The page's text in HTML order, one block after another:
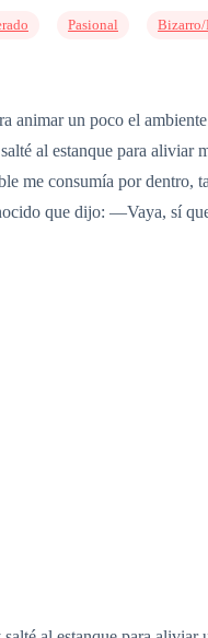
Pasional
animar un poco el
al estanque para aliviar
me consumía por dentro,
que dijo: —Vaya, sí